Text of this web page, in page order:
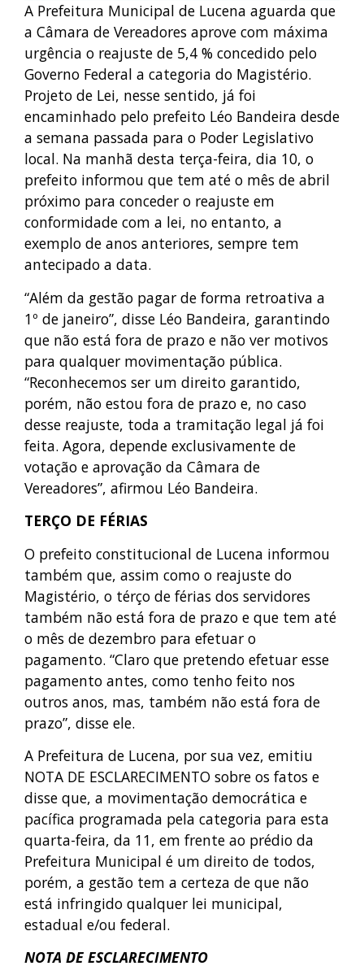
A Prefeitura Municipal de Lucena aguarda que
a Câmara de Vereadores aprove com máxima
urgência o reajuste de 5,4 % concedido pelo
Governo Federal a categoria do Magistério.
Projeto de Lei, nesse sentido, já foi
encaminhado pelo prefeito Léo Bandeira desde
a semana passada para o Poder Legislativo
local. Na manhã desta terça-feira, dia 10, o
prefeito informou que tem até o mês de abril
próximo para conceder o reajuste em
conformidade com a lei, no entanto, a
exemplo de anos anteriores, sempre tem
antecipado a data.
“Além da gestão pagar de forma retroativa a
1º de janeiro”, disse Léo Bandeira, garantindo
que não está fora de prazo e não ver motivos
para qualquer movimentação pública.
“Reconhecemos ser um direito garantido,
porém, não estou fora de prazo e, no caso
desse reajuste, toda a tramitação legal já foi
feita. Agora, depende exclusivamente de
votação e aprovação da Câmara de
Vereadores”, afirmou Léo Bandeira.
TERÇO DE FÉRIAS
O prefeito constitucional de Lucena informou
também que, assim como o reajuste do
Magistério, o térço de férias dos servidores
também não está fora de prazo e que tem até
o mês de dezembro para efetuar o
pagamento. “Claro que pretendo efetuar esse
pagamento antes, como tenho feito nos
outros anos, mas, também não está fora de
prazo”, disse ele.
A Prefeitura de Lucena, por sua vez, emitiu
NOTA DE ESCLARECIMENTO sobre os fatos e
disse que, a movimentação democrática e
pacífica programada pela categoria para esta
quarta-feira, da 11, em frente ao prédio da
Prefeitura Municipal é um direito de todos,
porém, a gestão tem a certeza de que não
está infringido qualquer lei municipal,
estadual e/ou federal.
NOTA DE ESCLARECIMENTO